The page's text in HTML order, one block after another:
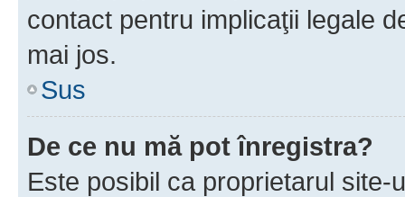
contact pentru implicaţii legale
mai jos.
Sus
De ce nu mă pot înregistra?
Este posibil ca proprietarul